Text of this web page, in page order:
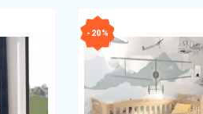
- 20 %